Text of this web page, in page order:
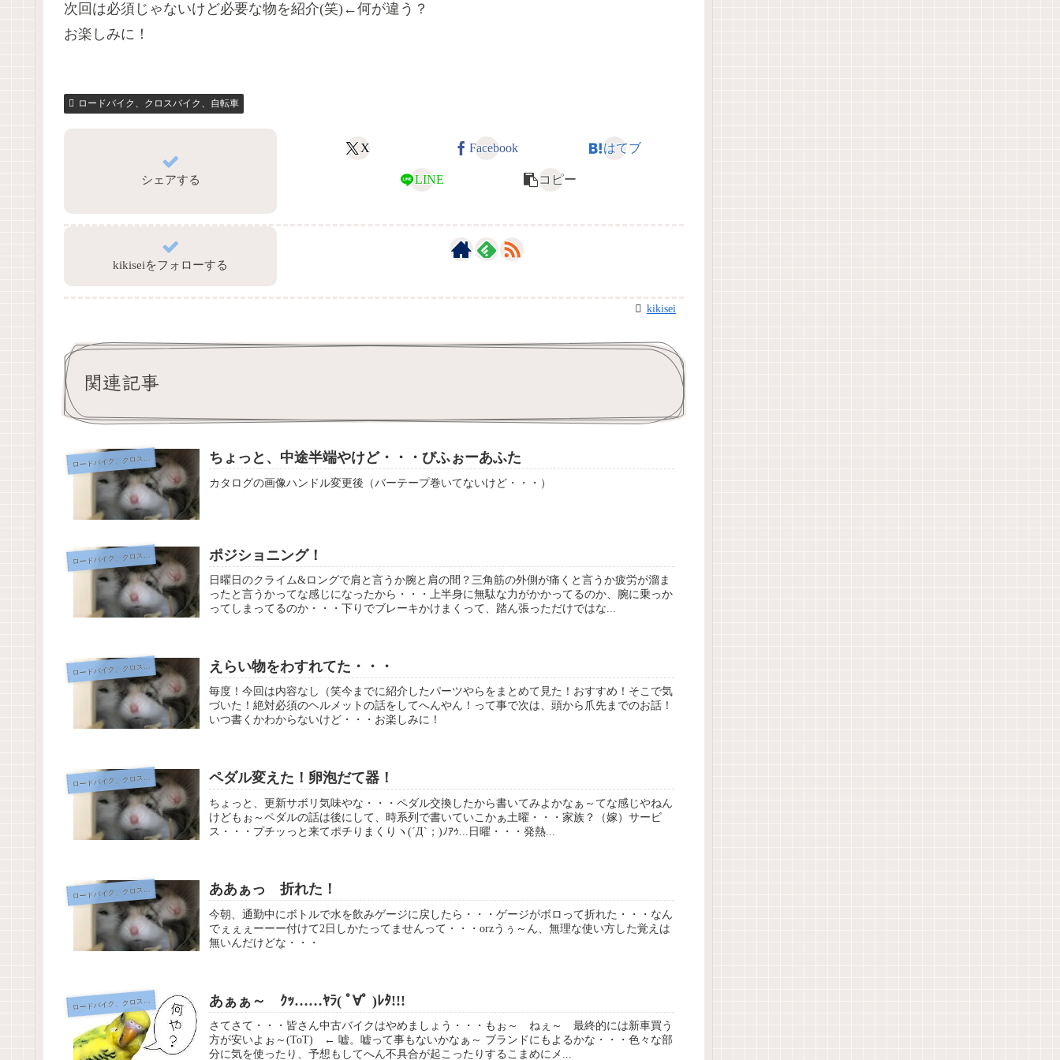
次回は必須じゃないけど必要な物を紹介(笑)←何が違う？
お楽しみに！
ロードバイク、クロスバイク、自転車
シェアする
X Facebook はてブ
LINE コピー
kikiseiをフォローする
kikisei
関連記事
ロ ードバイク、クロスバイク、自転車 ちょっと、中途半端やけど・・・びふぉーあふた
カタログの画像ハンドル変更後（バーテープ巻いてないけど・・・）
ロードバイク、クロスバイク、自転車 ポジショニング！
日曜日のクライム&ロングで肩と言うか腕と肩の間？三角筋の外側が痛くと言うか疲労が溜ま
ったと言うかってな感じになったから・・・上半身に無駄な力がかかってるのか、腕に乗っか
ってしまってるのか・・・下りでブレーキかけまくって、踏ん張っただけではな...
ロードバイク、クロスバイク、自転車 えらい物をわすれてた・・・
毎度！今回は内容なし（笑今までに紹介したパーツやらをまとめて見た！おすすめ！そこで気
づいた！絶対必須のヘルメットの話をしてへんやん！って事で次は、頭から爪先までのお話！
いつ書くかわからないけど・・・お楽しみに！
ロードバイク、クロスバイク、自転車 ペダル変えた！卵泡だて器！
ちょっと、更新サボリ気味やな・・・ペダル交換したから書いてみよかなぁ～てな感じやねん
けどもぉ～ペダルの話は後にして、時系列で書いていこかぁ土曜・・・家族？（嫁）サービ
ス・・・プチッっと来てポチりまくりヽ(´Д`；)ﾉｱｩ...日曜・・・発熱...
ロ ードバイク、クロスバイク、自転車 ああぁっ 折れた！
今朝、通勤中にボトルで水を飲みゲージに戻したら・・・ゲージがボロって折れた・・・なん
でぇぇぇーーー付けて2日しかたってませんって・・・orzうぅ～ん、無理な使い方した覚えは
無いんだけどな・・・
ロ ードバイク、クロスバイク、自転車 あぁぁ～ ｸｯ……ﾔﾗ( ﾟ∀ﾟ )ﾚﾀ!!!
さてさて・・・皆さん中古バイクはやめましょう・・・もぉ～ ねぇ～ 最終的には新車買う
方が安いよぉ～(ToT) ← 嘘。嘘って事もないかなぁ～ ブランドにもよるかな・・・色々な部
分に気を使ったり、予想もしてへん不具合が起こったりするこまめにメ...